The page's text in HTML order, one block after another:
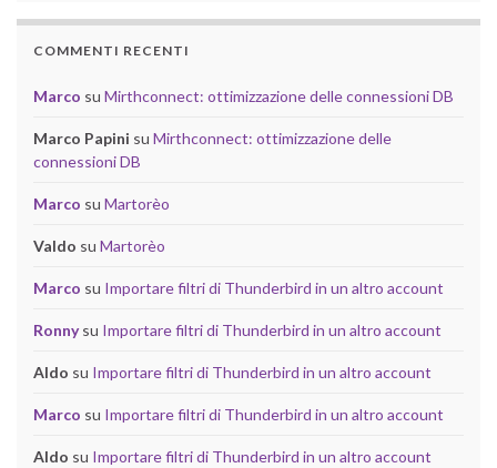
COMMENTI RECENTI
Marco su Mirthconnect: ottimizzazione delle connessioni DB
Marco Papini su Mirthconnect: ottimizzazione delle
connessioni DB
Marco su Martorèo
Valdo su Martorèo
Marco su Importare filtri di Thunderbird in un altro account
Ronnysu Importare filtri di Thunderbird in un altro account
Aldo su Importare filtri di Thunderbird in un altro account
Marco su Importare filtri di Thunderbird in un altro account
Aldo su Importare filtri di Thunderbird in un altro account